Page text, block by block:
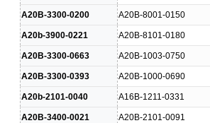
A20B-3300-0200 A20B-8001-0150
A20b-3900-0221 A20B-8101-0180
A20B-3300-0663 A20B-1003-0750
A20B-3300-0393 A20B-1000-0690
A20b-2101-0040 A16B-1211-0331
A20B-3400-0021 A20B-2101-0091